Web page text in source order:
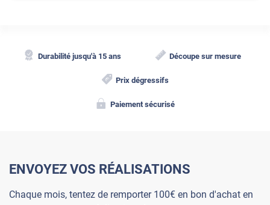
Durabilité jusqu'à 15 ans Découpe sur mesure
Prix dégressifs
Paiement sécurisé
ENVOYEZ VOS RÉALISATIONS
Chaque mois, tentez de remporter 100€ en bon d'achat en